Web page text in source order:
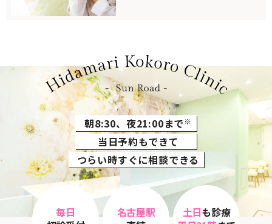
朝8:30、夜21:00まで※
当日予約もできて
つらい時すぐに相談できる
毎日
名古屋駅
土日も診療